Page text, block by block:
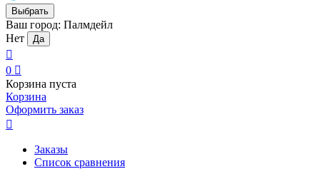
Выбрать
Ваш город: Палмдейл
Нет
Да

0 
Корзина пуста
Корзина
Оформить заказ

Заказы
Список сравнения